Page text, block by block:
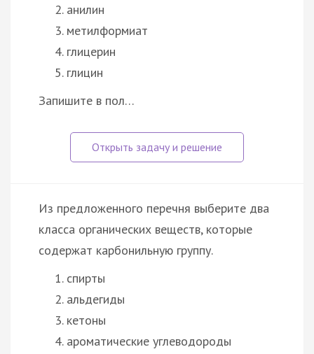
анилин
метилформиат
глицерин
глицин
Запишите в пол…
Из предложенного перечня выберите два
класса органических веществ, которые
содержат карбонильную группу.
спирты
альдегиды
кетоны
ароматические углеводороды